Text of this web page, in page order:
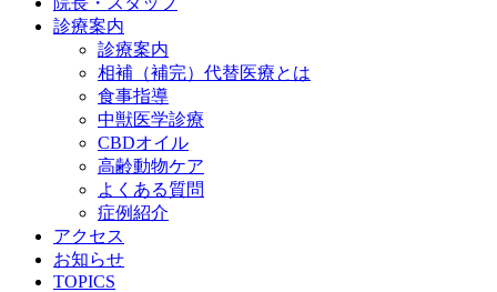
診療案内
診療案内
相補（補完）代替医療とは
食事指導
中獣医学診療
CBDオイル
高齢動物ケア
よくある質問
症例紹介
アクセス
お知らせ
TOPICS